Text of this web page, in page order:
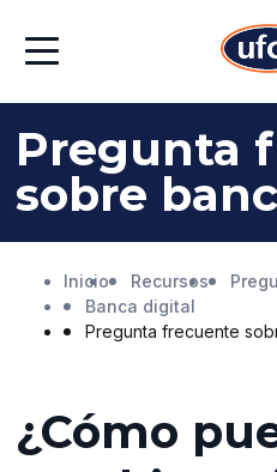
contenido
contenido
de
página
Abrir
Pregunta
sobre
Inicio Recursos
Banca digital
Pregunta frecuente
¿Cómo